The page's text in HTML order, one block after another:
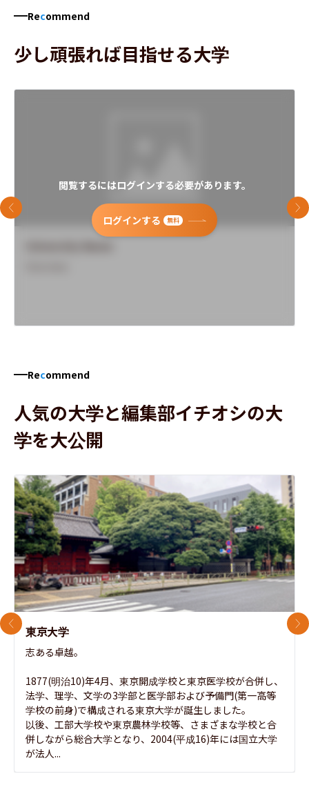
Recommend
少し頑張れば目指せる大学
閲覧するにはログインする必要があります。
ログインする 無料
前のスライド 次
Recommend
人気の大学と編集部イチオシの大
学を大公開
東京大学
志ある卓越。
1877(明治10)年4月、東京開成学校と東京医学校が合併し、
法学、理学、文学の3学部と医学部および予備門(第一高等
学校の前身)で構成される東京大学が誕生しました。
以後、工部大学校や東京農林学校等、さまざまな学校と合
併しながら総合大学となり、2004(平成16)年には国立大学
が法人...
前のスライド 次